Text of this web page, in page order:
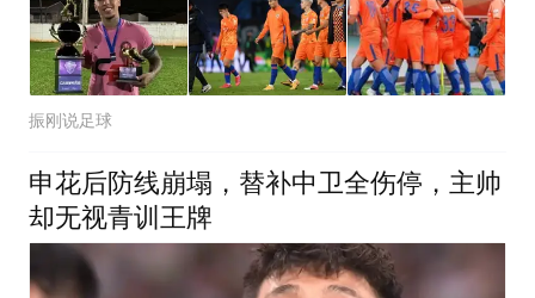
振刚说足球
申花后防线崩塌，替补中卫全伤停，主帅
却无视青训王牌